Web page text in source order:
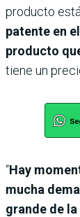
producto
patente en
producto
tiene un
“Hay
mucha
grande de